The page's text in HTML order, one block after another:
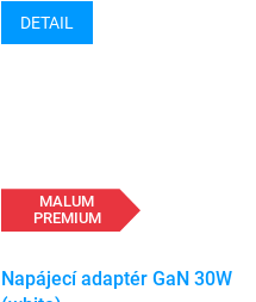
DETAIL
MALUM
PREMIUM
Napájecí adaptér GaN 30W